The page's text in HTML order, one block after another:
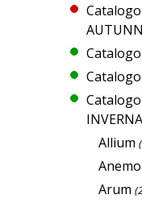
Catalogo
Catalogo
Catalogo
Allium
Arum